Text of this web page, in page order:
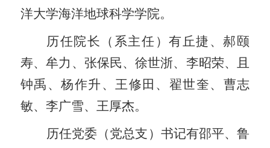
洋大学海洋地球科学学院。
历任院长（系主任）有丘捷、郝颐
寿、牟力、 张保民、徐世浙、李昭荣、且
钟禹、杨作升、王修田、翟世奎、曹志
敏、李广雪、王厚杰。
历任党委（党总支）书记有邵平、鲁